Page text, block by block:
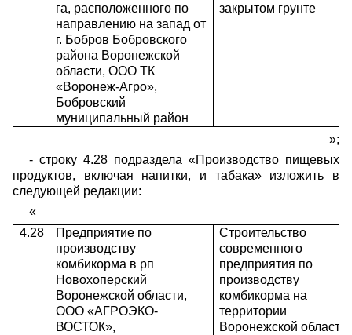
га, расположенного по
направлению на запад от
г. Бобров Бобровского
района Воронежской
области, ООО ТК
«Воронеж-Агро»,
Бобровский
муниципальный район
закрытом грунте
»;
- строку 4.28 подраздела «Производство пищевых
продуктов, включая напитки, и табака»изложить в
следующей редакции:
«
4.28
Предприятие по
производству
комбикорма в рп
Новохоперский
Воронежской области,
ООО «АГРОЭКО-
ВОСТОК»,
Строительство
современного
предприятия по
производству
комбикорма на
территории
Воронежской области